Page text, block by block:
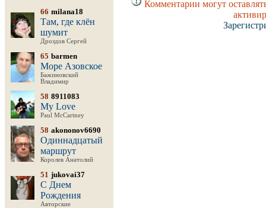
66 milana18
Там, где клён
шумит
Дроздов Сергей
65 barmen
Море Азовское
Бажиновский
Владимир
58 8911083
My Love
Paul McCartney
58 akononov6690
Одиннадцатый
маршрут
Королев Анатолий
51 jukovai37
С Днем
Рождения
Авторские
Комментарии могут